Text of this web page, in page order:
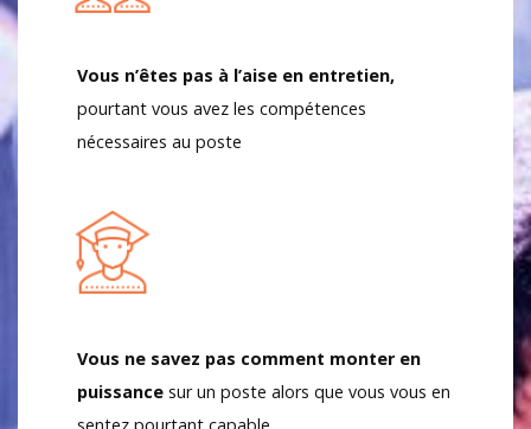
Vous n’êtes pas à l’aise en entretien,
pourtant vous avez les compétences
nécessaires au poste
Vous ne savez pas comment monter en
puissancesur un poste alors que vous vous en
sentez pourtant capable